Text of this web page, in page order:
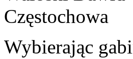
Wybierając